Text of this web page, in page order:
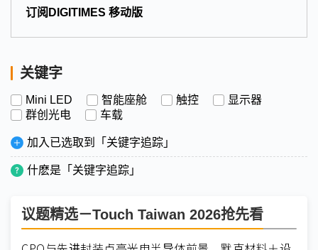
订阅DIGITIMES 移动版
关键字
Mini LED 智能座舱 触控
显示器
群创光电
车载
加入已选取到「关键字追踪」
什麽是「关键字追踪」
议题精选－Touch Taiwan 2026抢先看